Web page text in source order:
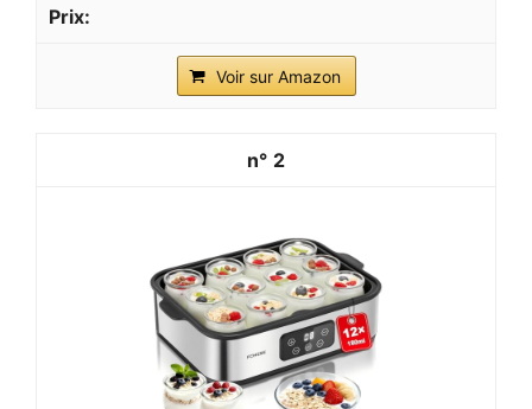
Voir sur Amazon
2